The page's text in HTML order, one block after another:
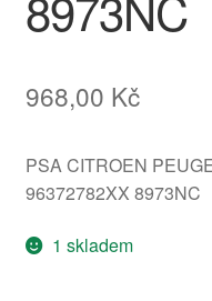
968,00 Kč
PSA CITROEN
96372782XX 8973NC
1 skladem